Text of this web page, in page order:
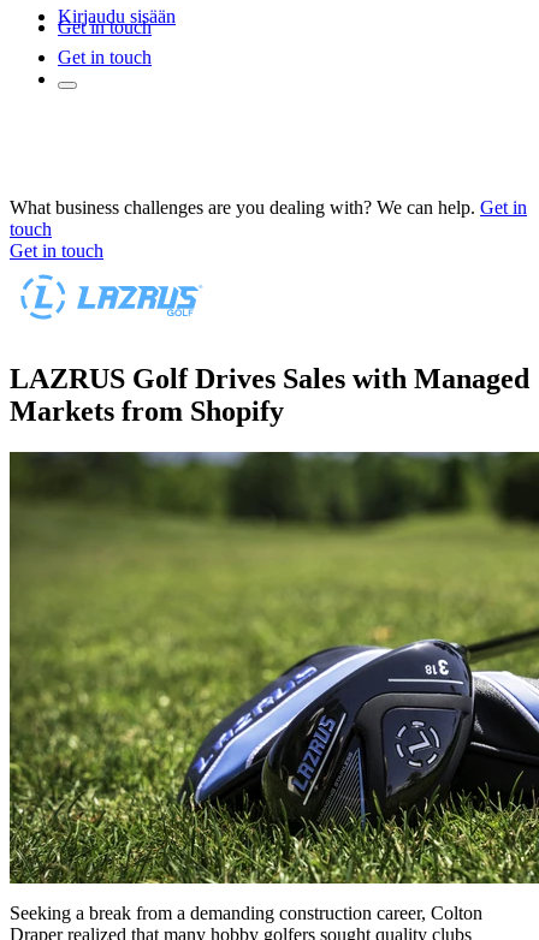
Kirjaudu sisään
Get in touch
Get in touch
What business challenges are you dealing with? We can help. Get in
touch
Get in touch
LAZRUS Golf Drives Sales with Managed
Markets from Shopify
Seeking a break from a demanding construction career, Colton
Draper realized that many hobby golfers sought quality clubs